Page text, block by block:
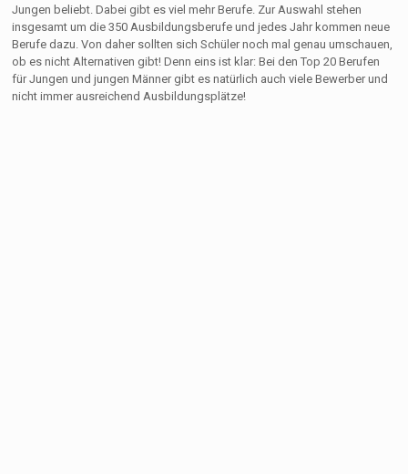
Jungen beliebt. Dabei gibt es viel mehr Berufe. Zur Auswahl stehen
insgesamt um die 350 Ausbildungsberufe und jedes Jahr kommen neue
Berufe dazu. Von daher sollten sich Schüler noch mal genau umschauen,
ob es nicht Alternativen gibt! Denn eins ist klar: Bei den Top 20 Berufen
für Jungen und jungen Männer gibt es natürlich auch viele Bewerber und
nicht immer ausreichend Ausbildungsplätze!